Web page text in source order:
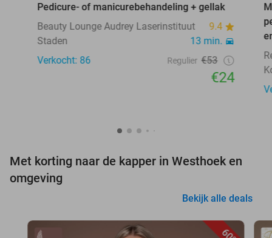
Pedicure- of manicurebehandeling + gellak
Beauty Lounge Audrey Laserinstituut
9.4
Staden
13 min.
Verkocht: 86
Regulier €53
€24
Met korting naar de kapper in Westhoek en
omgeving
Bekijk alle deals